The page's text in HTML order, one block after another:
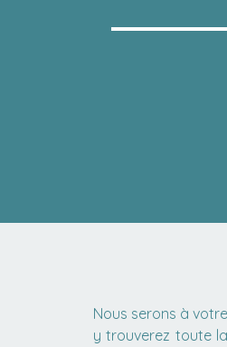
Nous serons à
y trouverez toute